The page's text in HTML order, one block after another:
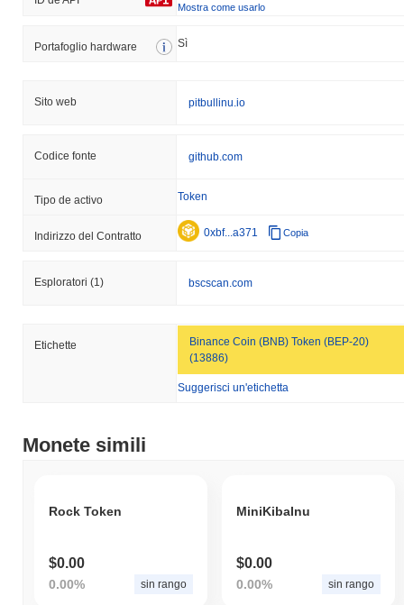
Mostra come usarlo
Portafoglio hardware Sì
Sito web pitbullinu.io
Codice fonte github.com
Tipo de activo Token
Indirizzo del Contratto 0xbf...a371 Copia
Esploratori (1) bscscan.com
Etichette
Binance Coin (BNB) Token (BEP-20)
(13886)
Suggerisci un'etichetta
Monete simili
Rock Token
$0.00
0.00% sin rango
MiniKibaInu
$0.00
0.00% sin rango